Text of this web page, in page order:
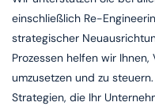
einschließlich Re-
strategischer
Prozessen helfen wir
umzusetzen und zu
Strategien, die Ihr